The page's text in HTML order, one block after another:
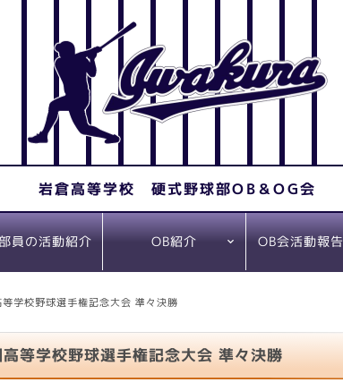
岩倉高等学校 硬式野球部OB＆OG会
員の活動紹介 OB紹介
手
OB会活動報告
学校野球選手権記念大会 準々決勝
等学校野球選手権記念大会 準々決勝